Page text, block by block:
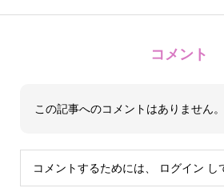
コメント
この記事へのコメントはありません。
コメントするためには、 ログイン し